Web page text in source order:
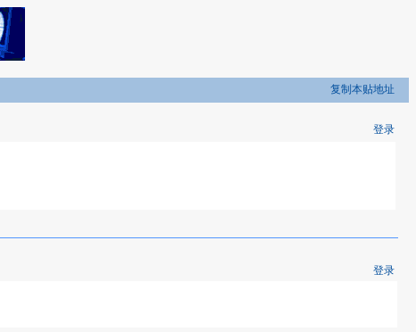
复制本贴地址
登录
登录